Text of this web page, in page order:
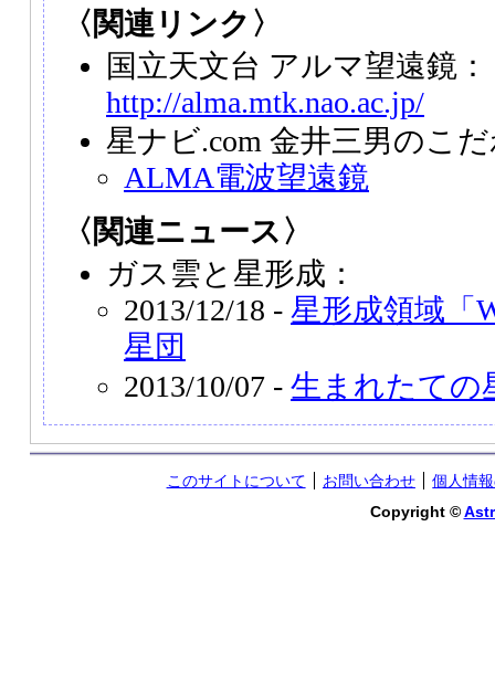
〈関連リンク〉
国立天文台 アルマ望遠鏡：
http://alma.mtk.nao.ac.jp/
星ナビ.com 金井三男のこ
ALMA電波望遠鏡
〈関連ニュース〉
ガス雲と星形成：
2013/12/18 - 星形成領域「
星団
2013/10/07 - 生まれたての
このサイトについて お問い合わせ
個人情
Copyright ©